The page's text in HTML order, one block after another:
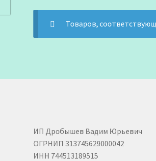
Товаров,
ИП Дробышев Вадим Юрьевич
ОГРНИП 313745629000042
ИНН 744513189515